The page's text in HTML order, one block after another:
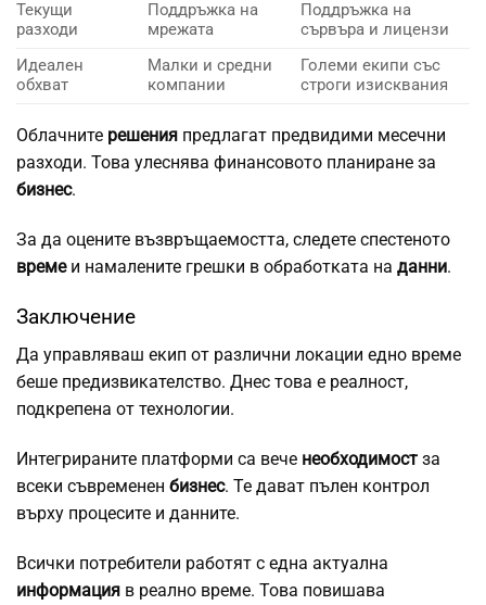
Текущи
разходи
Поддръжка на
мрежата
Поддръжка на
сървъра и лицензи
Идеален
обхват
Малки и средни
компании
Големи екипи със
строги изисквания
Облачните решения предлагат предвидими месечни
разходи. Това улеснява финансовото планиране за
бизнес.
За да оцените възвръщаемостта, следете спестеното
времеи намалените грешки в обработката на данни.
Заключение
Да управляваш екип от различни локации едно време
беше предизвикателство. Днес това е реалност,
подкрепена от технологии.
Интегрираните платформи са вече необходимост за
всеки съвременен бизнес. Те дават пълен контрол
върху процесите и данните.
Всички потребители работят с една актуална
информация в реално време. Това повишава